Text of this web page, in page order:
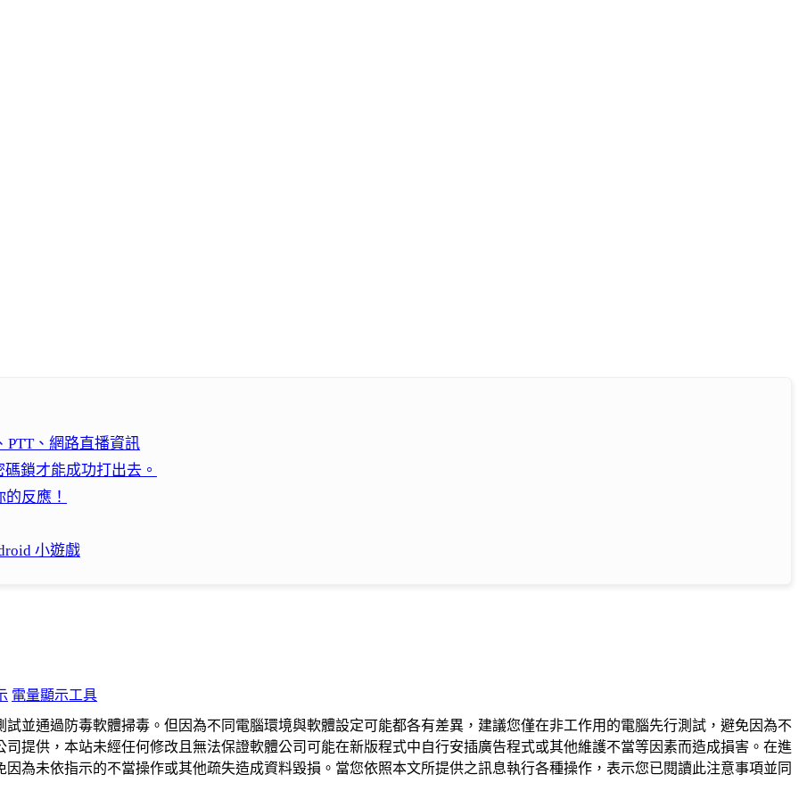
PTT、網路直播資訊
鎖才能成功打出去。
反應！
小遊戲
電量顯示工具
並通過防毒軟體掃毒。但因為不同電腦環境與軟體設定可能都各有差異，建議您僅在非工作用的電腦先行測試，避免因為不
提供，本站未經任何修改且無法保證軟體公司可能在新版程式中自行安插廣告程式或其他維護不當等因素而造成損害。在進
為未依指示的不當操作或其他疏失造成資料毀損。當您依照本文所提供之訊息執行各種操作，表示您已閱讀此注意事項並同